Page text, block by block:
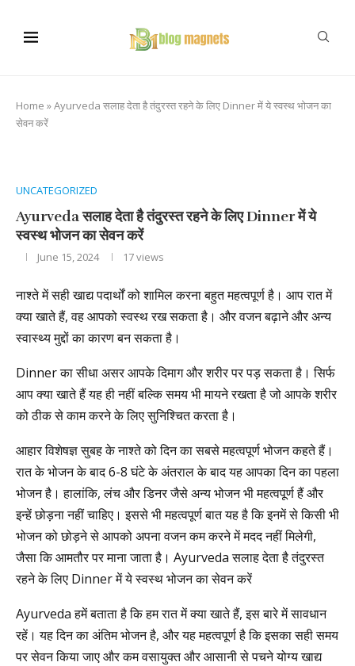
Home »Ayurveda सलाह देता है तंदुरस्त रहने के लिए Dinner में ये स्वस्थ भोजन का
सेवन करें
UNCATEGORIZED
Ayurveda सलाह देता है तंदुरस्त रहने के लिए Dinner में ये
स्वस्थ भोजन का सेवन करें
June 15, 2024 17views
नाश्ते में सही खाद्य पदार्थों को शामिल करना बहुत महत्वपूर्ण है। आप रात में
क्या खाते हैं, वह आपको स्वस्थ रख सकता है। और वजन बढ़ाने और अन्य
स्वास्थ्य मुद्दों का कारण बन सकता है।
Dinner का सीधा असर आपके दिमाग और शरीर पर पड़ सकता है। सिर्फ
आप क्या खाते हैं यह ही नहीं बल्कि समय भी मायने रखता है जो आपके शरीर
को ठीक से काम करने के लिए सुनिश्चित करता है।
आहार विशेषज्ञ सुबह के नाश्ते को दिन का सबसे महत्वपूर्ण भोजन कहते हैं।
रात के भोजन के बाद 6-8 घंटे के अंतराल के बाद यह आपका दिन का पहला
भोजन है। हालांकि, लंच और डिनर जैसे अन्य भोजन भी महत्वपूर्ण हैं और
इन्हें छोड़ना नहीं चाहिए। इससे भी महत्वपूर्ण बात यह है कि इनमें से किसी भी
भोजन को छोड़ने से आपको अपना वजन कम करने में मदद नहीं मिलेगी,
जैसा कि आमतौर पर माना जाता है। Ayurveda सलाह देता है तंदुरस्त
रहने के लिए Dinner में ये स्वस्थ भोजन का सेवन करें
Ayurveda हमें बताता है कि हम रात में क्या खाते हैं, इस बारे में सावधान
रहें। यह दिन का अंतिम भोजन है, और यह महत्वपूर्ण है कि इसका सही समय
पर सेवन किया जाए और कम वसायुक्त और आसानी से पचने योग्य खाद्य